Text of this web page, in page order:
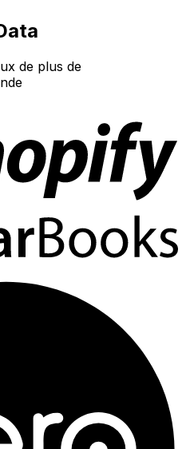
de plus de